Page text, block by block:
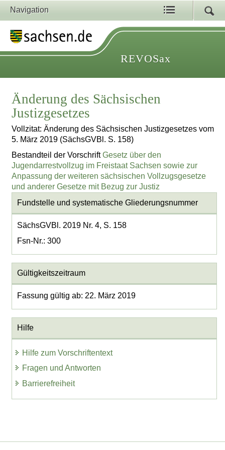
Navigation
REVOSax
Änderung des Sächsischen
Justizgesetzes
Vollzitat: Änderung des Sächsischen Justizgesetzes vom
5. März 2019 (SächsGVBl. S. 158)
Bestandteil der VorschriftGesetz über den
Jugendarrestvollzug im Freistaat Sachsen sowie zur
Anpassung der weiteren sächsischen Vollzugsgesetze
und anderer Gesetze mit Bezug zur Justiz
Fundstelle und systematische Gliederungsnummer
SächsGVBl. 2019 Nr. 4, S. 158
Fsn-Nr.: 300
Gültigkeitszeitraum
Fassung gültig ab: 22. März 2019
Hilfe
Hilfe zum Vorschriftentext
Fragen und Antworten
Barrierefreiheit